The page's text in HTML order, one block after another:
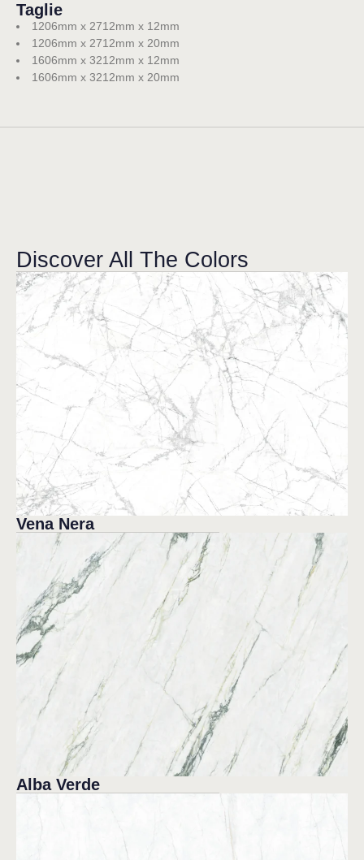
Taglie
1206mm x 2712mm x 12mm
1206mm x 2712mm x 20mm
1606mm x 3212mm x 12mm
1606mm x 3212mm x 20mm
Discover All The Colors
Vena Nera
Alba Verde